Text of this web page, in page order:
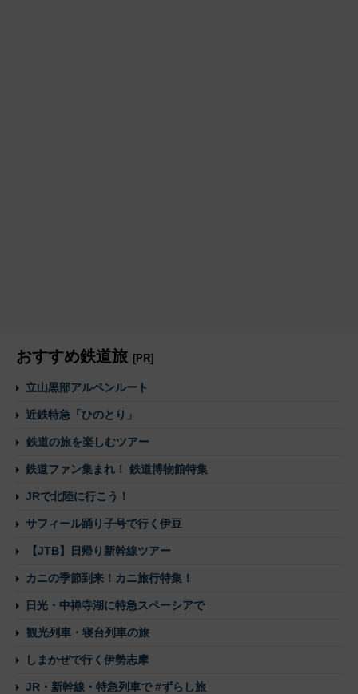
おすすめ鉄道旅 [PR]
立山黒部アルペンルート
近鉄特急「ひのとり」
鉄道の旅を楽しむツアー
鉄道ファン集まれ！ 鉄道博物館特集
JRで北陸に行こう！
サフィール踊り子号で行く伊豆
【JTB】日帰り新幹線ツアー
カニの季節到来！カニ旅行特集！
日光・中禅寺湖に特急スペーシアで
観光列車・寝台列車の旅
しまかぜで行く伊勢志摩
JR・新幹線・特急列車で #ずらし旅